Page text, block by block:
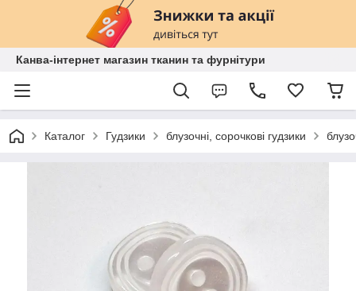
Канва-інтернет магазин тканин та фурнітури
Каталог Гудзики блузочні, сорочкові гудзики